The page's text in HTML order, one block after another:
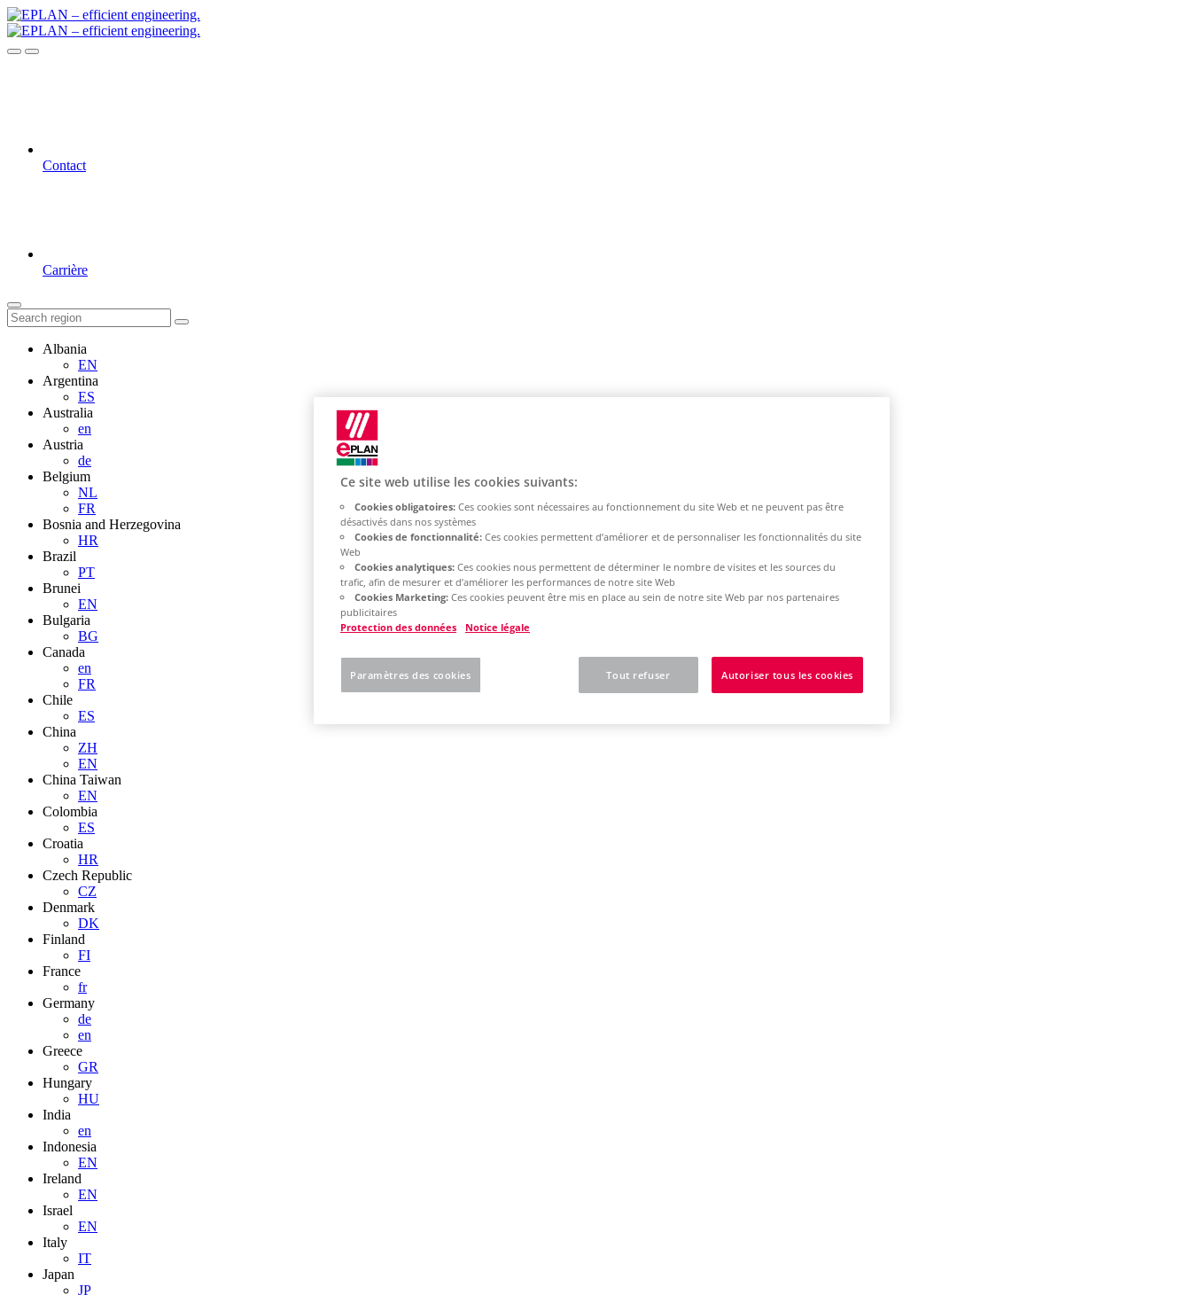
Contact
Carrière
Albania
EN
Argentina
ES
Australia
en
Austria
de
Belgium
NL
FR
Bosnia and Herzegovina
HR
Brazil
PT
Brunei
EN
Bulgaria
BG
Canada
en
FR
Chile
ES
China
ZH
EN
China Taiwan
EN
Colombia
ES
Croatia
HR
Czech Republic
CZ
Denmark
DK
Finland
FI
France
fr
Germany
de
en
Greece
GR
Hungary
HU
India
en
Indonesia
EN
Ireland
EN
Israel
EN
Italy
IT
Japan
JP
Ce site web utilise les cookies suivants:
Cookies obligatoires: Ces cookies sont nécessaires au fonctionnement du site Web et ne peuvent pas être
désactivés dans nos systèmes
Cookies de fonctionnalité: Ces cookies permettent d’améliorer et de personnaliser les fonctionnalités du site
Web
Cookies analytiques: Ces cookies nous permettent de déterminer le nombre de visites et les sources du
trafic, afin de mesurer et d’améliorer les performances de notre site Web
Cookies Marketing: Ces cookies peuvent être mis en place au sein de notre site Web par nos partenaires
publicitaires
Protection des données
Notice légale
Tout refuser Autoriser tous les cookies
Paramètres des cookies